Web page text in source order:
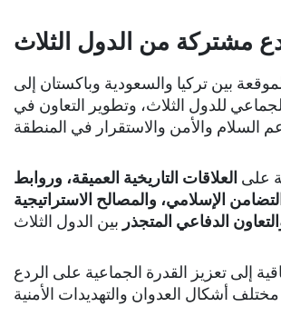
مشتركة من الدول الثلاث
بين تركيا والسعودية وباكستان إلى
للدول الثلاث، وتطوير التعاون في
على العلاقات التاريخية العميقة، وروابط
الإسلامي، والمصالح الاستراتيجية
الدفاعي المتجذر
إلى تعزيز القدرة الجماعية على الردع